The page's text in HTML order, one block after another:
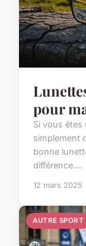
pour
Si vous êtes
simplement
bonne
différence....
12 mars 2025
AUTRE SPORT